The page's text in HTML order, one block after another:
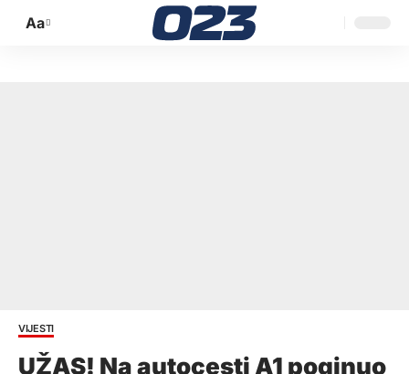
Promijeni
Aa
VIJESTI
UŽAS! Na autocesti A1 poginuo